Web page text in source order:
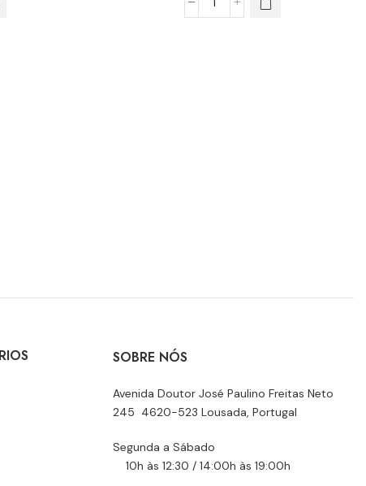
SOBRE NÓS
Avenida Doutor José Paulino Freitas Neto
245 4620-523 Lousada, Portugal
Segunda a Sábado
10h às 12:30 / 14:00h às 19:00h